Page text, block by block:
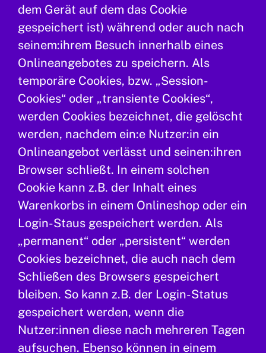
dem Gerät auf dem das Cookie
gespeichert ist) während oder auch nach
seinem:ihrem Besuch innerhalb eines
Onlineangebotes zu speichern. Als
temporäre Cookies, bzw. „Session-
Cookies“ oder „transiente Cookies“,
werden Cookies bezeichnet, die gelöscht
werden, nachdem ein:e Nutzer:in ein
Onlineangebot verlässt und seinen:ihren
Browser schließt. In einem solchen
Cookie kann z.B. der Inhalt eines
Warenkorbs in einem Onlineshop oder ein
Login-Staus gespeichert werden. Als
„permanent“ oder „persistent“ werden
Cookies bezeichnet, die auch nach dem
Schließen des Browsers gespeichert
bleiben. So kann z.B. der Login-Status
gespeichert werden, wenn die
Nutzer:innen diese nach mehreren Tagen
aufsuchen. Ebenso können in einem